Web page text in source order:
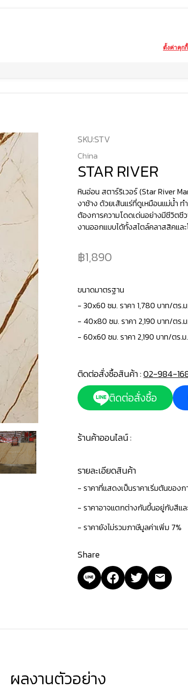
SKU:STV
China
STAR RIVER
หินอ่อน สตาร์ริเวอร์ (Star River
งาช้าง ด้วยเส้นแร่ที่ดูเหมือนแม่น้ำ
ต้องการความโดดเด่นอย่างมีชีวิตชี
งานออกแบบได้ทั้งสไตล์คลาสสิคและ
1,890
ขนาดมาตรฐาน
- 30x60 ซม. ราคา 1,780 บาท/ตร.ม.
- 40x80 ซม. ราคา 2,190 บาท/ตร.ม.
- 60x60 ซม. ราคา 2,190 บาท/ตร.ม.
ติดต่อสั่งซื้อสินค้า :02-984-
ติดต่อสั่งซื้อ
ร้านค้าออนไลน์ :
รายละเอียดสินค้า
- ราคาที่แสดงเป็นราคาเริ่มต้นของ
- ราคาอาจแตกต่างกันขึ้นอยู่กับสีแ
- ราคายังไม่รวมภาษีมูลค่าเพิ่ม 7%
Share
ผลงานตัวอย่าง
ตั้งค่าคุกกี้